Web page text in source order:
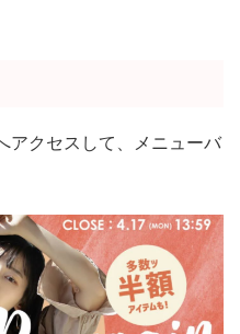
アクセスして、メニューバ